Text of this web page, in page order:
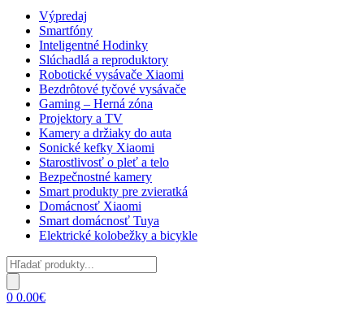
Výpredaj
Smartfóny
Inteligentné Hodinky
Slúchadlá a reproduktory
Robotické vysávače Xiaomi
Bezdrôtové tyčové vysávače
Gaming – Herná zóna
Projektory a TV
Kamery a držiaky do auta
Sonické kefky Xiaomi
Starostlivosť o pleť a telo
Bezpečnostné kamery
Smart produkty pre zvieratká
Domácnosť Xiaomi
Smart domácnosť Tuya
Elektrické kolobežky a bicykle
Products
search
0 0.00€